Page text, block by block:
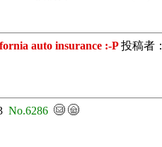
auto insurance :-P投稿者：
No.6286